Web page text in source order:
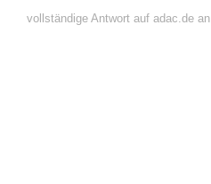
vollständige Antwort auf adac.de an